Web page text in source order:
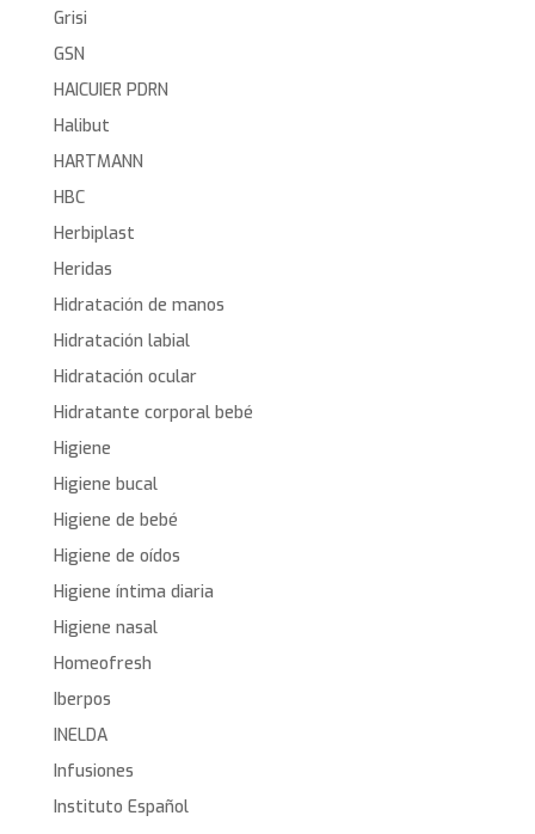
Grisi
GSN
HAICUIER PDRN
Halibut
HARTMANN
HBC
Herbiplast
Heridas
Hidratación de manos
Hidratación labial
Hidratación ocular
Hidratante corporal bebé
Higiene
Higiene bucal
Higiene de bebé
Higiene de oídos
Higiene íntima diaria
Higiene nasal
Homeofresh
Iberpos
INELDA
Infusiones
Instituto Español